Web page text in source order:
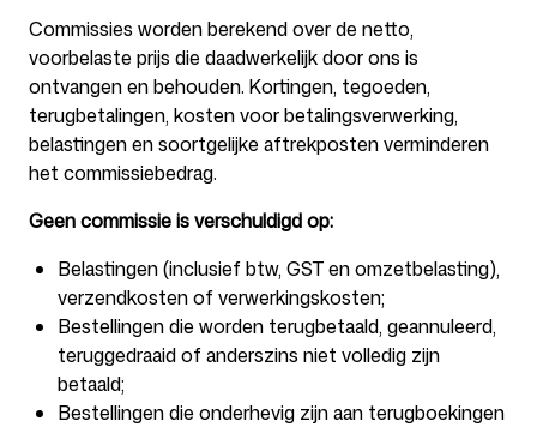
Commissies worden berekend over de netto,
voorbelaste prijs die daadwerkelijk door ons is
ontvangen en behouden. Kortingen, tegoeden,
terugbetalingen, kosten voor betalingsverwerking,
belastingen en soortgelijke aftrekposten verminderen
het commissiebedrag.
Geen commissie is verschuldigd op:
Belastingen (inclusief btw, GST en omzetbelasting),
verzendkosten of verwerkingskosten;
Bestellingen die worden terugbetaald, geannuleerd,
teruggedraaid of anderszins niet volledig zijn
betaald;
Bestellingen die onderhevig zijn aan terugboekingen